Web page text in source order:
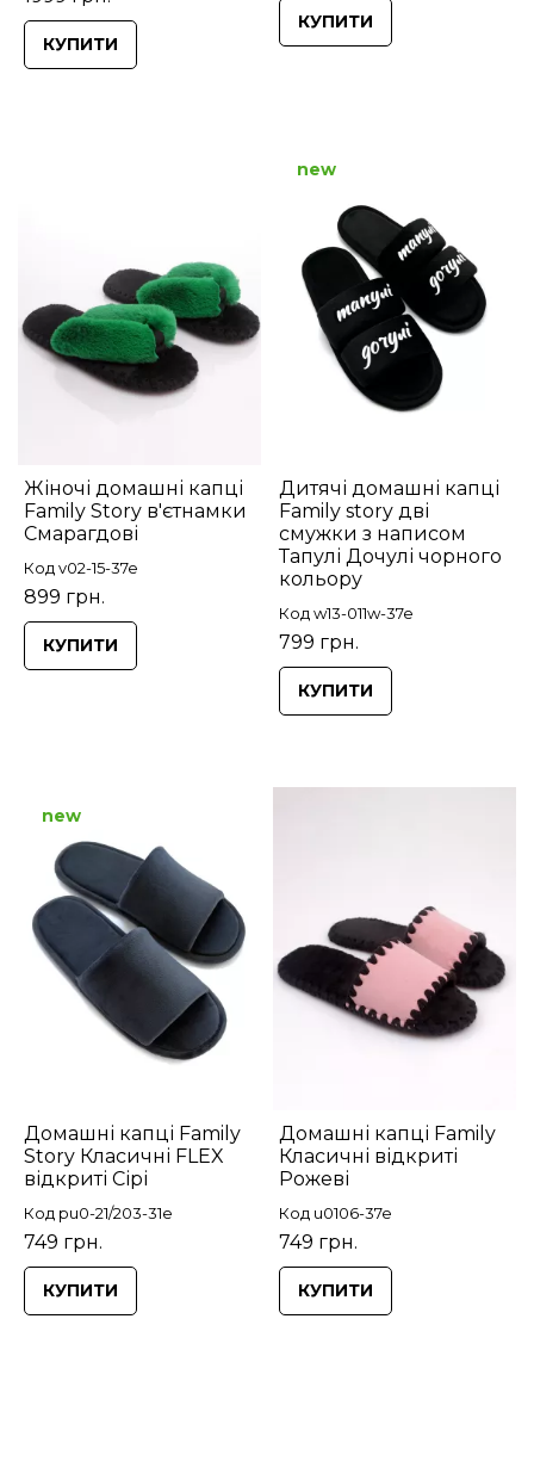
КУПИТИ
КУПИТИ
Жіночі домашні капці
Family Story в'єтнамки
Смарагдові
Код v02-15-37e
899 грн.
КУПИТИ
Дитячі домашні капці
Family story дві
смужки з написом
Тапулі Дочулі чорного
кольору
Код w13-011w-37e
799 грн.
new
КУПИТИ
Домашні капці Family
Story Класичні FLEX
відкриті Сірі
Код pu0-21/203-31e
749 грн.
new
КУПИТИ
Домашні капці Family
Класичні відкриті
Рожеві
Код u0106-37e
749 грн.
КУПИТИ